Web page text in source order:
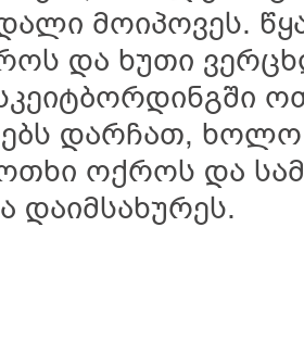
მოიპოვეს.
და ხუთი
დარჩათ,
ოქროს და
დაიმსახურეს.